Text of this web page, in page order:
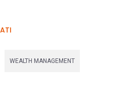
WEALTH MANAGEMENT